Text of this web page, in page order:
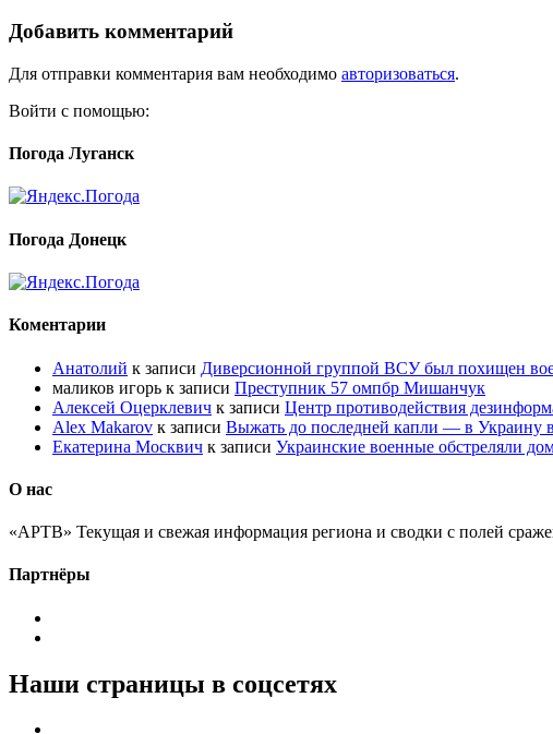
Добавить комментарий
Для отправки комментария вам необходимо авторизоваться.
Войти с помощью:
Погода Луганск
Погода Донецк
Коментарии
Анатолий к записи Диверсионной группой ВСУ был похищен
маликов игорь к записи Преступник 57 омпбр Мишанчук
Алексей Оцерклевич к записи Центр противодействия
Alex Makarov к записи Выжать до последней капли — в Украину
Екатерина Москвич к записи Украинские военные обстреляли
О нас
«АРТВ» Текущая и свежая информация региона и сводки с полей
Партнёры
Наши страницы в соцсетях